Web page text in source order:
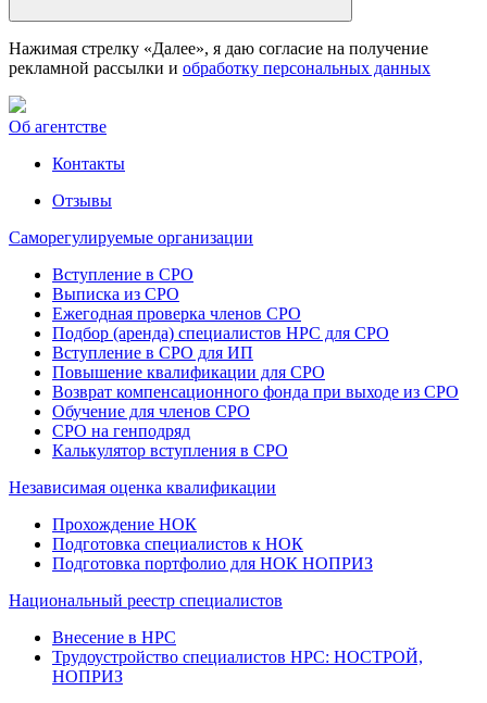
Нажимая стрелку «Далее», я даю согласие на получение
рекламной рассылки и обработку персональных данных
Об агентстве
Контакты
Отзывы
Саморегулируемые организации
Вступление в СРО
Выписка из СРО
Ежегодная проверка членов СРО
Подбор (аренда) специалистов НРС для СРО
Вступление в СРО для ИП
Повышение квалификации для СРО
Возврат компенсационного фонда при выходе из СРО
Обучение для членов СРО
СРО на генподряд
Калькулятор вступления в СРО
Независимая оценка квалификации
Прохождение НОК
Подготовка специалистов к НОК
Подготовка портфолио для НОК НОПРИЗ
Национальный реестр специалистов
Внесение в НРС
Трудоустройство специалистов НРС: НОСТРОЙ,
НОПРИЗ